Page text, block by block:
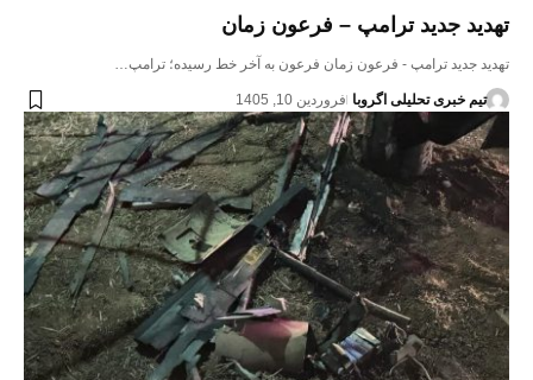
تهدید جدید ترامپ – فرعون زمان
تهدید جدید ترامپ - فرعون زمان فرعون به آخر خط رسیده؛ ترامپ…
تیم خبری تحلیلی اگروبا فروردین 10, 1405